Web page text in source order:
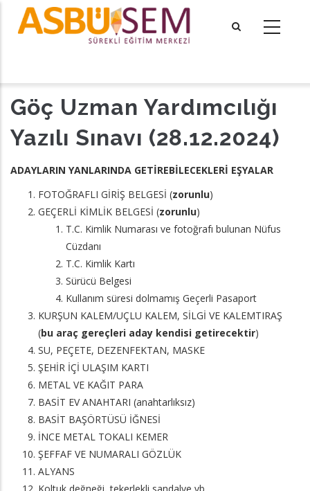
içeriğe
Göç Uzman Yardımcılığı
Yazılı Sınavı (28.12.2024)
ADAYLARIN YANLARINDA GETİREBİLECEKLERİ EŞYALAR
FOTOĞRAFLI GİRİŞ BELGESİ (zorunlu)
GEÇERLİ KİMLİK BELGESİ (zorunlu)
T.C. Kimlik Numarası ve fotoğrafı bulunan Nüfus
Cüzdanı
T.C. Kimlik Kartı
Sürücü Belgesi
Kullanım süresi dolmamış Geçerli Pasaport
KURŞUN KALEM/UÇLU KALEM, SİLGİ VE KALEMTIRAŞ
(bu araç gereçleri aday kendisi getirecektir)
SU, PEÇETE, DEZENFEKTAN, MASKE
ŞEHİR İÇİ ULAŞIM KARTI
METAL VE KAĞIT PARA
BASİT EV ANAHTARI (anahtarlıksız)
BASİT BAŞÖRTÜSÜ İĞNESİ
İNCE METAL TOKALI KEMER
ŞEFFAF VE NUMARALI GÖZLÜK
ALYANS